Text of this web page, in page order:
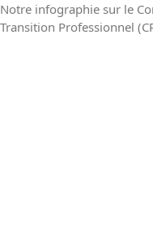
Notre infographie sur le
Transition Professionnel